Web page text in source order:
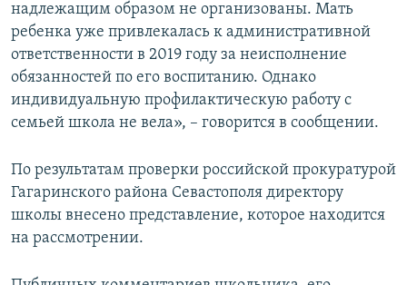
надлежащим образом не организованы. Мать
ребенка уже привлекалась к административной
ответственности в 2019 году за неисполнение
обязанностей по его воспитанию. Однако
индивидуальную профилактическую работу с
семьей школа не вела», – говорится в сообщении.
По результатам проверки российской прокуратурой
Гагаринского района Севастополя директору
школы внесено представление, которое находится
на рассмотрении.